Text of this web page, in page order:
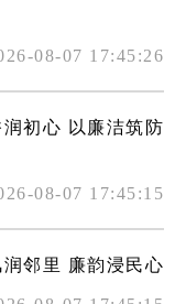
08-07 17:45:26
初心 以廉洁筑防
08-07 17:45:15
邻里 廉韵浸民心